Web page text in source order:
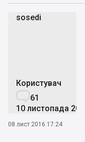
sosedi
Користувач
61
10 листопада 2013
08 лист 2016 17:24